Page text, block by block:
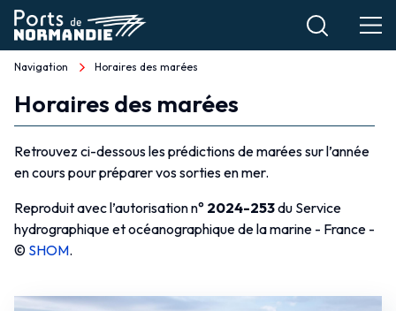
Aller
au
contenu
principal
Fil
d'Ariane
Navigation Horaires des marées
Horaires
des
marées
Horaires des marées
Retrouvez ci-dessous les prédictions de marées sur l’année
en cours pour préparer vos sorties en mer.
Reproduit avec l’autorisation n° 2024-253du Service
hydrographique et océanographique de la marine - France -
© SHOM.